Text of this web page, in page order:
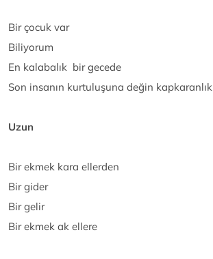
Bir çocuk var
Biliyorum
En kalabalık bir gecede
Son insanın kurtuluşuna değin kapkaranlık
Uzun
Bir ekmek kara ellerden
Bir gider
Bir gelir
Bir ekmek ak ellere